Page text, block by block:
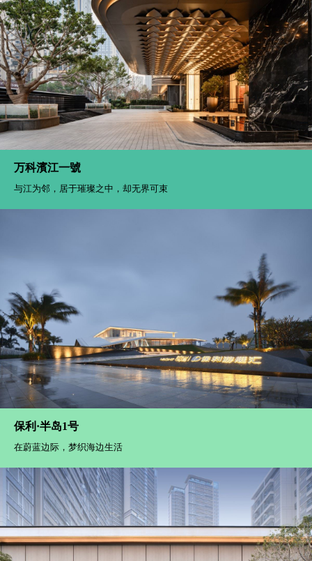
万科濱江一號
与江为邻，居于璀璨之中，却无界可束
保利·半岛1号
在蔚蓝边际，梦织海边生活